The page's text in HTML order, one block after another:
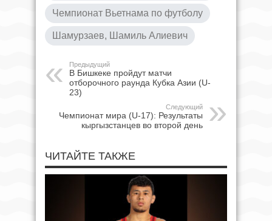
Чемпионат Вьетнама по футболу
Шамурзаев, Шамиль Алиевич
Предыдущий
В Бишкеке пройдут матчи
отборочного раунда Кубка Азии (U-
23)
Следующий
Чемпионат мира (U-17): Результаты
кыргызстанцев во второй день
ЧИТАЙТЕ ТАКЖЕ